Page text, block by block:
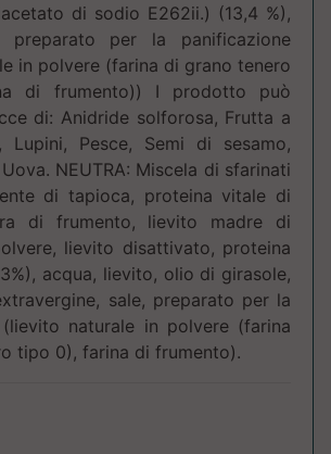
di sodio E262ii.) (13,4 %),
preparato per la panificazione
in polvere (farina di grano tenero
di frumento)) I prodotto può
di: Anidride solforosa, Frutta a
Lupini, Pesce, Semi di sesamo,
NEUTRA: Miscela di sfarinati
di tapioca, proteina vitale di
di frumento, lievito madre di
lievito disattivato, proteina
acqua, lievito, olio di girasole,
sale, preparato per la
naturale in polvere (farina
tipo 0), farina di frumento).